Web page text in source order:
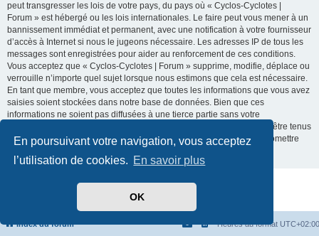
En poursuivant votre navigation, vous acceptez
l’utilisation de cookies. En savoir plus
OK
peut transgresser les lois de votre pays, du pays où « Cyclos-Cyclotes |
Forum » est hébergé ou les lois internationales. Le faire peut vous mener à un
bannissement immédiat et permanent, avec une notification à votre fournisseur
d’accès à Internet si nous le jugeons nécessaire. Les adresses IP de tous les
messages sont enregistrées pour aider au renforcement de ces conditions.
Vous acceptez que « Cyclos-Cyclotes | Forum » supprime, modifie, déplace ou
verrouille n’importe quel sujet lorsque nous estimons que cela est nécessaire.
En tant que membre, vous acceptez que toutes les informations que vous avez
saisies soient stockées dans notre base de données. Bien que ces
informations ne soient pas diffusées à une tierce partie sans votre
consentement, ni « Cyclos-Cyclotes | Forum », ni phpBB ne pourront être tenus
comme responsables en cas de tentative de piratage visant à compromettre
Index du forum Heures au format UTC+02:00
Développé parphpBB® Forum Software © phpBB Limited
Traduit par
Confidentialité|Conditions